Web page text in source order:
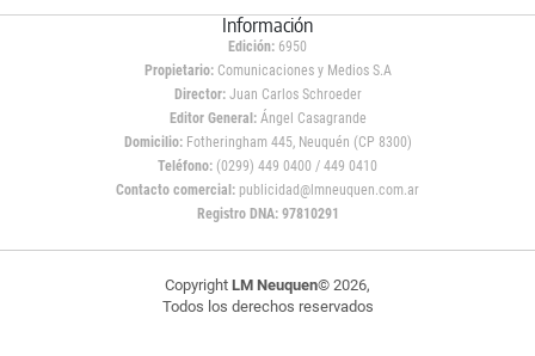
Información
Edición: 6950
Propietario:Comunicaciones y Medios S.A
Director: Juan Carlos Schroeder
Editor General:Ángel Casagrande
Domicilio:Fotheringham 445, Neuquén (CP 8300)
Teléfono: (0299) 449 0400 / 449 0410
Contacto comercial: publicidad@lmneuquen.com.ar
Registro DNA: 97810291
Copyright LM Neuquen© 2026,
Todos los derechos reservados